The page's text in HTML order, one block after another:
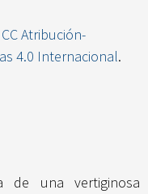
CC Atribución-
4.0 Internacional.
de una vertiginosa